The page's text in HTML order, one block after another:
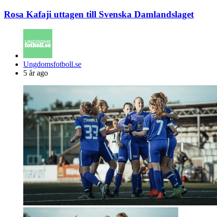
Rosa Kafaji uttagen till Svenska Damlandslaget
Posted
by
Ungdomsfotboll.se
5 år ago